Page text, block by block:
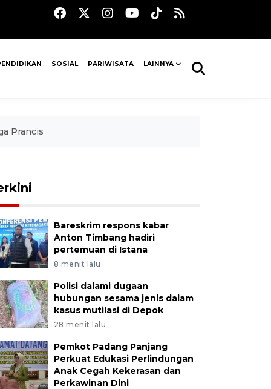
SOSIAL PARIWISATA LAINNYA
Prancis
Bareskrim respons kabar
Anton Timbang hadiri
pertemuan di Istana
8 menit lalu
Polisi dalami dugaan
hubungan sesama jenis dalam
kasus mutilasi di Depok
28 menit lalu
Pemkot Padang Panjang
Perkuat Edukasi Perlindungan
Anak Cegah Kekerasan dan
Perkawinan Dini